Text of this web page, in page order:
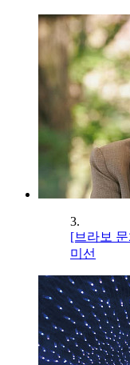
3.
[브라보
미선